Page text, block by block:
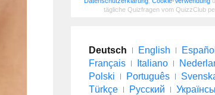
tägliche Quizfragen vom QuizzClub
Deutsch English
Español
Français
Italiano
Polski
Português
Türkçe
Русский